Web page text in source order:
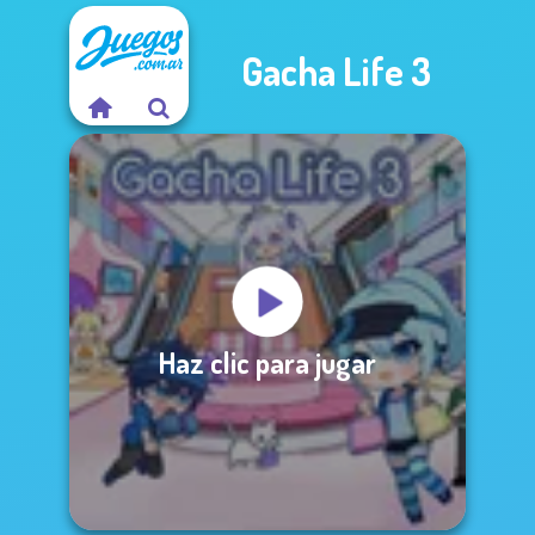
Gacha Life 3
Haz clic para jugar